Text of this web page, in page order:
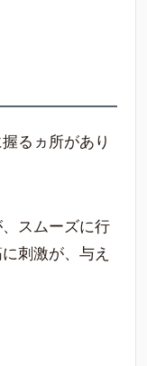
るヵ所があり
スムーズに行
刺激が、与え